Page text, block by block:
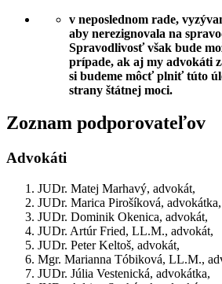
v neposlednom rade,
aby nerezignovala na
Spravodlivosť však bude
prípade, ak aj my advokáti
si budeme môcť plniť túto
strany štátnej moci.
Zoznam podporovateľov
Advokáti
JUDr. Matej Marhavý, advokát,
JUDr. Marica Pirošíková, advokátka,
JUDr. Dominik Okenica, advokát,
JUDr. Artúr Fried, LL.M., advokát,
JUDr. Peter Keltoš, advokát,
Mgr. Marianna Tóbiková, LL.M.,
JUDr. Júlia Vestenická, advokátka,